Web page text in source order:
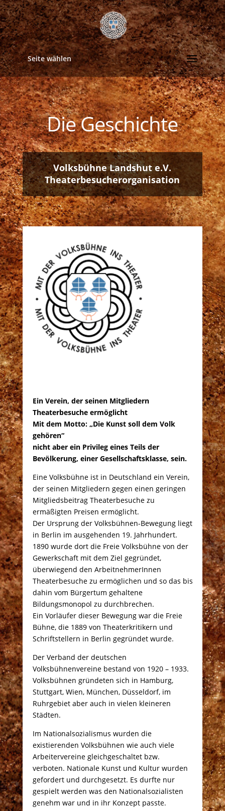
Seite wählen
Die Geschichte
Volksbühne Landshut e.V.
Theaterbesucherorganisation
Ein Verein, der seinen Mitgliedern
Theaterbesuche ermöglicht
Mit dem Motto: „Die Kunst soll dem Volk
gehören“
nicht aber ein Privileg eines Teils der
Bevölkerung, einer Gesellschaftsklasse, sein.
Eine Volksbühne ist in Deutschland ein Verein,
der seinen Mitgliedern gegen einen geringen
Mitgliedsbeitrag Theaterbesuche zu
ermäßigten Preisen ermöglicht.
Der Ursprung der Volksbühnen-Bewegung liegt
in Berlin im ausgehenden 19. Jahrhundert.
1890 wurde dort die Freie Volksbühne von der
Gewerkschaft mit dem Ziel gegründet,
überwiegend den ArbeitnehmerInnen
Theaterbesuche zu ermöglichen und so das bis
dahin vom Bürgertum gehaltene
Bildungsmonopol zu durchbrechen.
Ein Vorläufer dieser Bewegung war die Freie
Bühne, die 1889 von Theaterkritikern und
Schriftstellern in Berlin gegründet wurde.
Der Verband der deutschen
Volksbühnenvereine bestand von 1920 – 1933.
Volksbühnen gründeten sich in Hamburg,
Stuttgart, Wien, München, Düsseldorf, im
Ruhrgebiet aber auch in vielen kleineren
Städten.
Im Nationalsozialismus wurden die
existierenden Volksbühnen wie auch viele
Arbeitervereine gleichgeschaltet bzw.
verboten. Nationale Kunst und Kultur wurden
gefordert und durchgesetzt. Es durfte nur
gespielt werden was den Nationalsozialisten
genehm war und in ihr Konzept passte.